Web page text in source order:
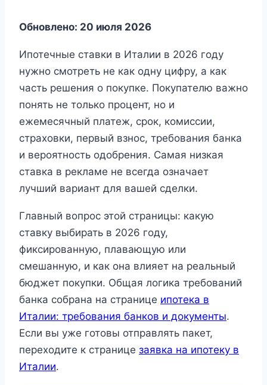
Обновлено: 20 июля 2026
Ипотечные ставки в Италии в 2026 году
нужно смотреть не как одну цифру, а как
часть решения о покупке. Покупателю важно
понять не только процент, но и
ежемесячный платеж, срок, комиссии,
страховки, первый взнос, требования банка
и вероятность одобрения. Самая низкая
ставка в рекламе не всегда означает
лучший вариант для вашей сделки.
Главный вопрос этой страницы: какую
ставку выбирать в 2026 году,
фиксированную, плавающую или
смешанную, и как она влияет на реальный
бюджет покупки. Общая логика требований
банка собрана на странице ипотека в
Италии: требования банков и документы.
Если вы уже готовы отправлять пакет,
переходите к странице заявка на ипотеку в
Италии.